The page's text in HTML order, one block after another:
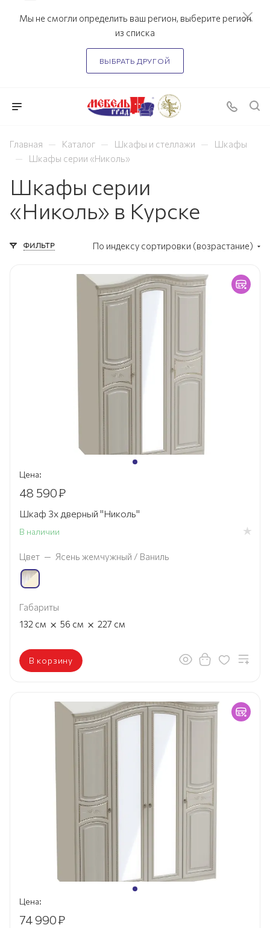
Мы не смогли определить ваш регион, выберите регион
из списка
ВЫБРАТЬ ДРУГОЙ
Главная — Каталог — Шкафы и стеллажи — Шкафы
— Шкафы серии «Николь»
Шкафы серии
«Николь» в Курске
ФИЛЬТР По индексу сортировки (возрастание)
Цена:
48 590₽
Шкаф 3х дверный "Николь"
В наличии
Цвет — Ясень жемчужный / Ваниль
Габариты
132 см × 56 см × 227 см
В корзину
Цена:
74 990₽